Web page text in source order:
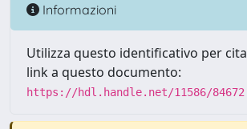
Informazioni
Utilizza questo identificativo per
link a questo documento:
https://hdl.handle.net/11586/84672